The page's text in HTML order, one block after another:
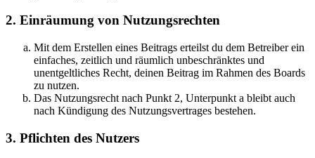
2. Einräumung von Nutzungsrechten
Mit dem Erstellen eines Beitrags erteilst du dem Betreiber ein
einfaches, zeitlich und räumlich unbeschränktes und
unentgeltliches Recht, deinen Beitrag im Rahmen des Boards
zu nutzen.
Das Nutzungsrecht nach Punkt 2, Unterpunkt a bleibt auch
nach Kündigung des Nutzungsvertrages bestehen.
3. Pflichten des Nutzers